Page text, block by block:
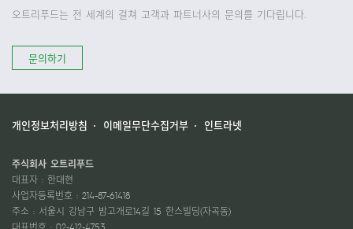
오트리푸드는 전 세계의 걸쳐 고객과 파트너사의 문의를 기다립니다.
문의하기
개인정보처리방침 이메일무단수집거부 인트라넷
주식회사 오트리푸드
대표자 : 한대현
사업자등록번호 : 214-87-61418
주소 : 서울시 강남구 밤고개로14길 15 한스빌딩(자곡동)